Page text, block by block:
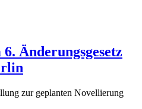
Änderungsgesetz
zur geplanten Novellierung